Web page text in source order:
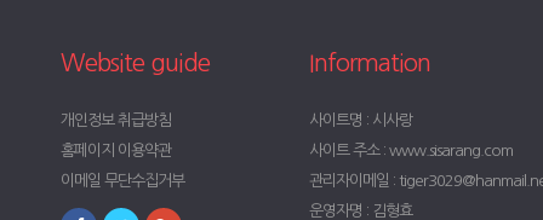
Website guide
개인정보 취급방침
홈페이지 이용약관
이메일 무단수집거부
Information
사이트명 : 시사랑
사이트 주소 : www.sisarang.com
관리자이메일 :
운영자명 : 김형효